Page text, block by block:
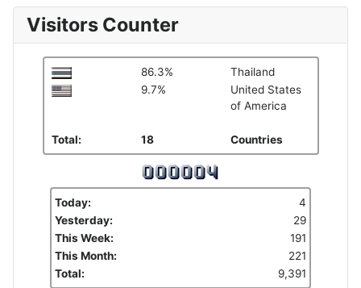
Visitors Counter
86.3%
Thailand
9.7%
United States
of America
Total: 18 Countries
Today:
4
Yesterday:
29
This Week:
191
This Month:
221
Total:
9,391